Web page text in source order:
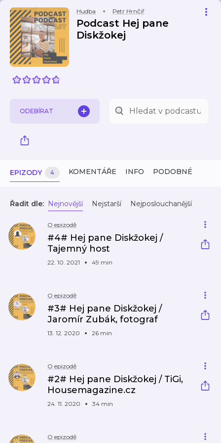
Hudba Petr Hrnčíř
Podcast Hej pane
Diskžokej
ODEBÍRAT
EPIZODY 4 KOMENTÁŘE INFO PODOBNÉ
Řadit dle: Nejnovější Nejstarší Nejposlouchanější
O epizodě
#4# Hej pane Diskžokej /
Tajemný host
22. 10. 2021 49 min
O epizodě
#3# Hej pane Diskžokej /
Jaromír Zubák, fotograf
13. 12. 2020 26 min
O epizodě
#2# Hej pane Diskžokej / TiGi,
Housemagazine.cz
24. 11. 2020 34 min
O epizodě